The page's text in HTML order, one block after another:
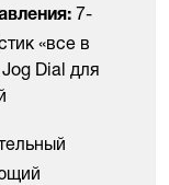
7-
«все в
Dial для